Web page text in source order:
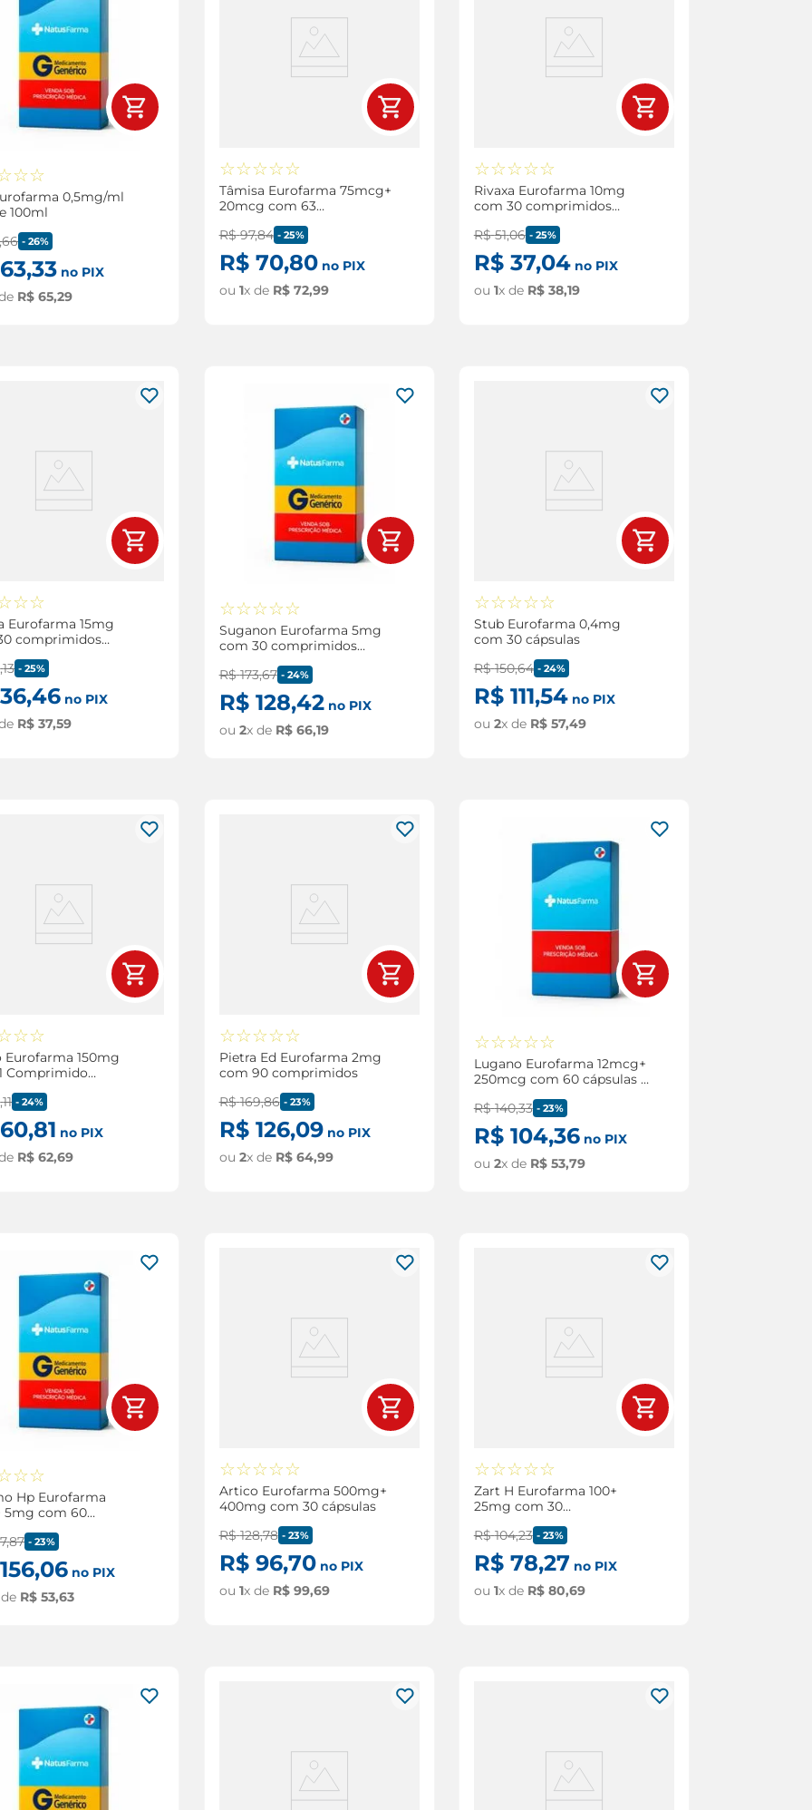
☆☆
0,5mg/ml
100ml
,66 -26%
63,33 no PIX
R$ 65,29
☆☆☆☆☆
Tâmisa Eurofarma 75mcg+
20mcg com 63
R$ 97,84 - 25%
R$ 70,80no PIX
ou 1x de R$ 72,99
☆☆☆☆☆
Rivaxa Eurofarma 10mg
com 30 comprimidos
R$ 51,06 - 25%
R$ 37,04no PIX
ou 1x de R$ 38,19
☆☆
Eurofarma 15mg
comprimidos
,13 -25%
36,46 no PIX
R$ 37,59
☆☆☆☆☆
Suganon Eurofarma 5mg
com 30 comprimidos
R$ 173,67 - 24%
R$ 128,42no PIX
ou 2x de R$ 66,19
☆☆☆☆☆
Stub Eurofarma 0,4mg
com 30 cápsulas
R$ 150,64 - 24%
R$ 111,54no PIX
ou 2x de R$ 57,49
☆☆
Eurofarma 150mg
Comprimido
,11 -24%
60,81 no PIX
R$ 62,69
☆☆☆☆☆
Pietra Ed Eurofarma 2mg
com 90 comprimidos
R$ 169,86 - 23%
R$ 126,09no PIX
ou 2x de R$ 64,99
☆☆☆☆☆
Lugano Eurofarma 12mcg+
250mcg com 60 cápsulas +
R$ 140,33 - 23%
R$ 104,36no PIX
ou 2x de R$ 53,79
☆☆
Hp Eurofarma
5mg com 60
,87 -23%
156,06 no PIX
R$ 53,63
☆☆☆☆☆
Artico Eurofarma 500mg+
400mg com 30 cápsulas
R$ 128,78 - 23%
R$ 96,70no PIX
ou 1x de R$ 99,69
☆☆☆☆☆
Zart H Eurofarma 100+
25mg com 30
R$ 104,23 - 23%
R$ 78,27 no PIX
ou 1x de R$ 80,69